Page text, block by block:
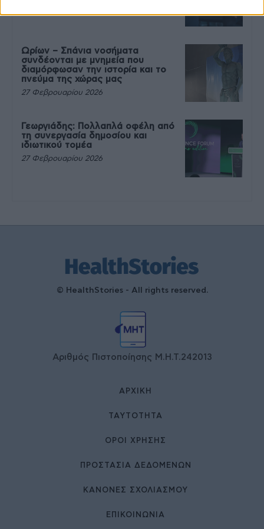
Ωρίων – Σπάνια νοσήματα
συνδέονται με μνημεία που
διαμόρφωσαν την ιστορία και το
πνεύμα της χώρας μας
27 Φεβρουαρίου 2026
Γεωργιάδης: Πολλαπλά οφέλη από
τη συνεργασία δημοσίου και
ιδιωτικού τομέα
27 Φεβρουαρίου 2026
© HealthStories - All rights reserved.
Αριθμός Πιστοποίησης Μ.Η.Τ.242013
ΑΡΧΙΚΉ
ΤΑΥΤΌΤΗΤΑ
ΌΡΟΙ ΧΡΉΣΗΣ
ΠΡΟΣΤΑΣΙΑ ΔΕΔΟΜΕΝΩΝ
ΚΑΝΟΝΕΣ ΣΧΟΛΙΑΣΜΟΥ
ΕΠΙΚΟΙΝΩΝΊΑ